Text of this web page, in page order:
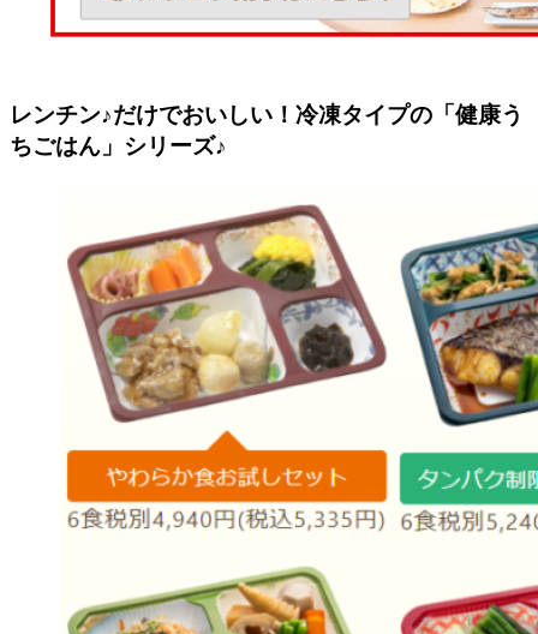
レンチン♪だけでおいしい！冷凍タイプの「健康う
ちごはん」シリーズ♪